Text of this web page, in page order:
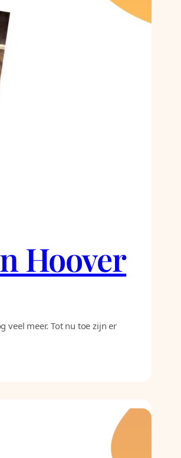
Hoover
veel meer. Tot nu toe zijn er